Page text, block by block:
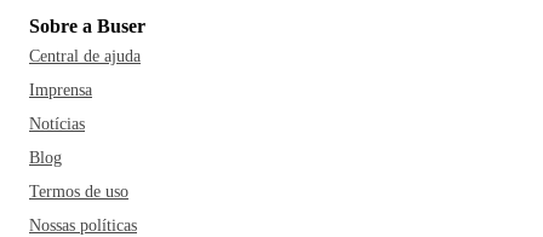
Sobre a Buser
Central de ajuda
Imprensa
Notícias
Blog
Termos de uso
Nossas políticas